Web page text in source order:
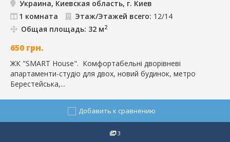
Украина, Киевская область, г. Киев
1 комната
Этаж/Этажей всего: 12/14
Общая площадь: 32 м2
650 грн.
ЖК "SMART House". Комфортабельні дворівневі
апартаменти-студіо для двох, новий будинок, метро
Берестейська,...
Добавить к сравнению
3